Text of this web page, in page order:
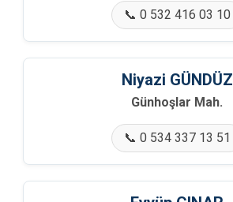
📞 0 532 416 03 10
Niyazi GÜNDÜZ
Günhoşlar Mah.
📞 0 534 337 13 51